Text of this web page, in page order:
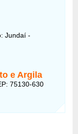
Jundaí -
e Argila
75130-630